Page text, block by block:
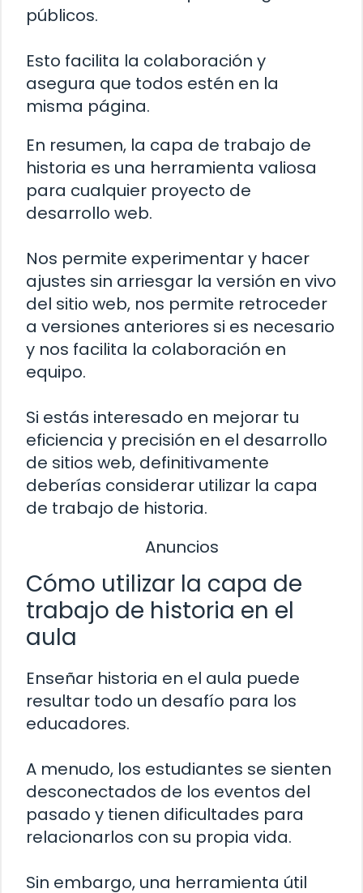
públicos.
Esto facilita la colaboración y
asegura que todos estén en la
misma página.
En resumen, la capa de trabajo de
historia es una herramienta valiosa
para cualquier proyecto de
desarrollo web.
Nos permite experimentar y hacer
ajustes sin arriesgar la versión en vivo
del sitio web, nos permite retroceder
a versiones anteriores si es necesario
y nos facilita la colaboración en
equipo.
Si estás interesado en mejorar tu
eficiencia y precisión en el desarrollo
de sitios web, definitivamente
deberías considerar utilizar la capa
de trabajo de historia.
Anuncios
Cómo utilizar la capa de
trabajo de historia en el
aula
Enseñar historia en el aula puede
resultar todo un desafío para los
educadores.
A menudo, los estudiantes se sienten
desconectados de los eventos del
pasado y tienen dificultades para
relacionarlos con su propia vida.
Sin embargo, una herramienta útil